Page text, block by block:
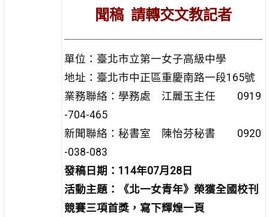
聞稿 請轉交文教記者
單位：臺北市立第一女子高級中學
地址：臺北市中正區重慶南路一段165號
業務聯絡：學務處 江麗玉主任 0919
-704-465
新聞聯絡：秘書室 陳怡芬秘書 0920
-038-083
發稿日期： 114年07月 28日
活動主題：《北一女青年》榮獲全國校刊
競賽三項首獎，寫下輝煌一頁